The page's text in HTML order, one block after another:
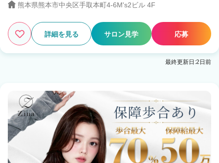
熊本県熊本市中央区手取本町4-6M's2ビル 4F
詳細を見る サロン見学 応募
最終更新日:2日前